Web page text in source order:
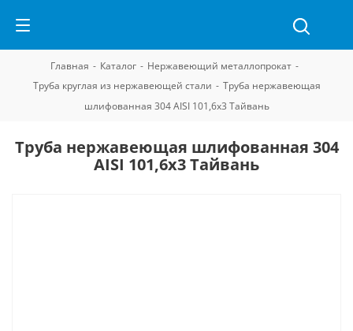
Главная - Каталог - Нержавеющий металлопрокат -
Труба круглая из нержавеющей стали - Труба нержавеющая
шлифованная 304 AISI 101,6х3 Тайвань
Труба нержавеющая шлифованная 304
AISI 101,6х3 Тайвань